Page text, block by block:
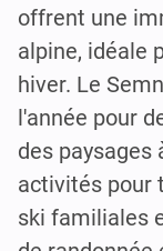
offrent une
alpine, idéale
hiver. Le
l'année pour
des paysages
activités pour
ski familiales